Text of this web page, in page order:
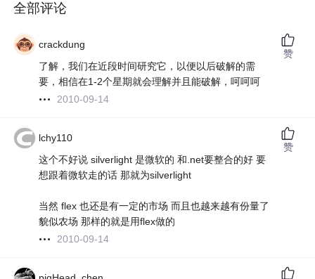
全部评论
crackdung
了解，我们在近段时间研究它，以便以后破解的需
要，相信在1-2个星期就会理解并且能破解，呵呵呵
2010-09-14
赞
lchy110
这个不好说 silverlight 是微软的 和.net要整合的好 要
想跟着微软走的话 那就为silverlight
当然 flex 也还是有一定的市场 而且也越来越有份量了
貌似农场 那样的就是用flex做的
2010-09-14
赞